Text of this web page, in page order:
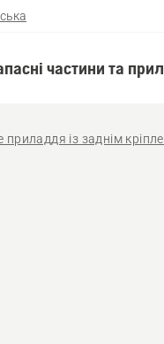
частини та
приладдя із заднім